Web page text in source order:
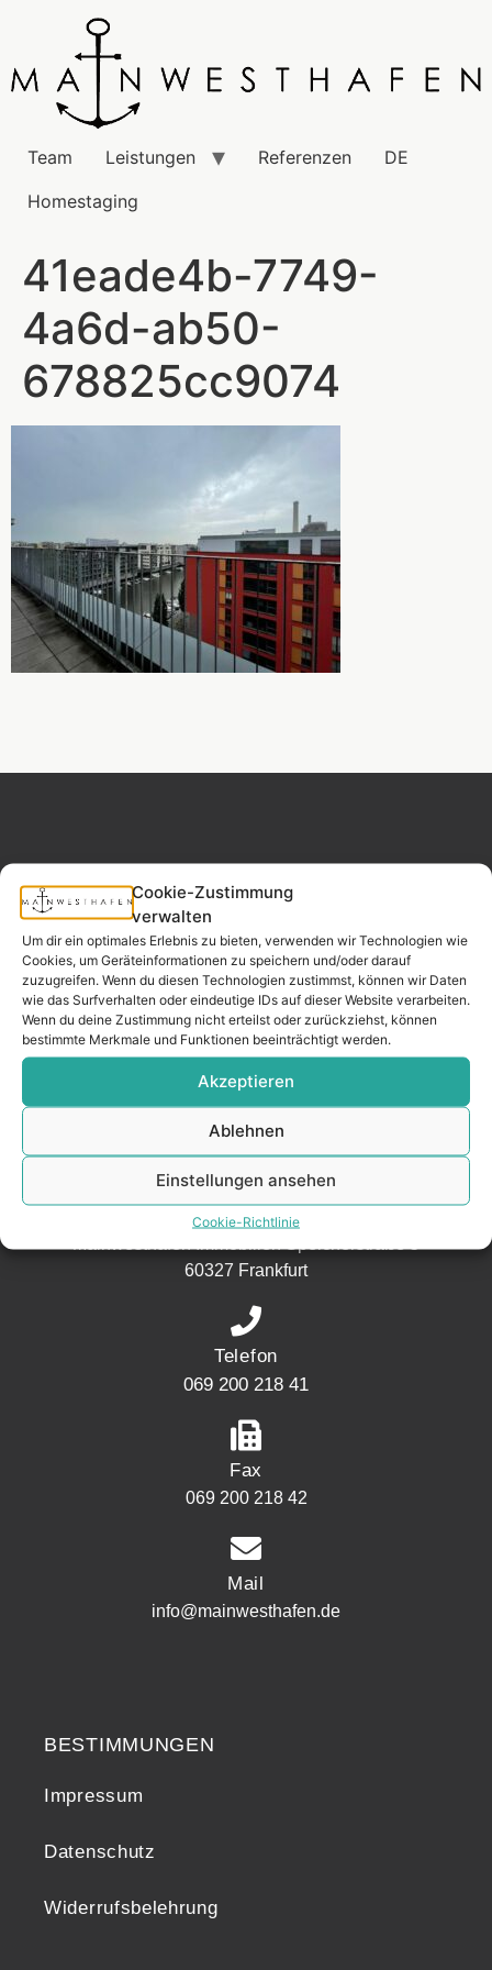
Cookie-Zustimmung
verwalten
Um dir ein optimales Erlebnis zu bieten, verwenden wir Technologien wie
Cookies, um Geräteinformationen zu speichern und/oder darauf
zuzugreifen. Wenn du diesen Technologien zustimmst, können wir Daten
wie das Surfverhalten oder eindeutige IDs auf dieser Website verarbeiten.
Wenn du deine Zustimmung nicht erteilst oder zurückziehst, können
bestimmte Merkmale und Funktionen beeinträchtigt werden.
Akzeptieren
Ablehnen
Einstellungen ansehen
Cookie-Richtlinie
Team Leistungen Referenzen
DE
Homestaging
41eade4b-7749-
4a6d-ab50-
678825cc9074
MAINWESTHAFEN
IMMOBILIEN
Ihr Immobilienpartner
aus der
Nachbarschaft.
– seit 2017.
Adresse
60327 Frankfurt
Telefon
069 200 218 41
Fax
069 200 218 42
Mail
info@mainwesthafen.de
BESTIMMUNGEN
Impressum
Datenschutz
Widerrufsbelehrung